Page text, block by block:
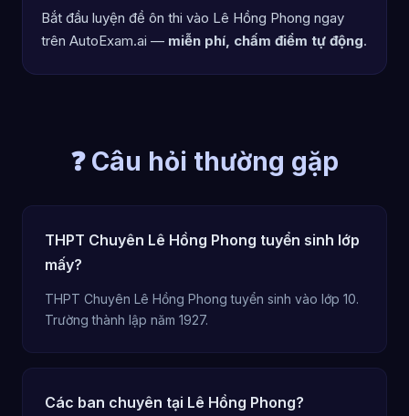
Bắt đầu luyện đề ôn thi vào Lê Hồng Phong ngay
trên AutoExam.ai — miễn phí, chấm điểm tự động.
❓ Câu hỏi thường gặp
THPT Chuyên Lê Hồng Phong tuyển sinh lớp
mấy?
THPT Chuyên Lê Hồng Phong tuyển sinh vào lớp 10.
Trường thành lập năm 1927.
Các ban chuyên tại Lê Hồng Phong?